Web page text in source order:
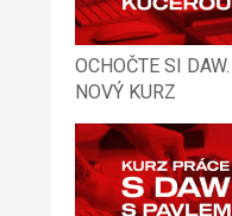
OCHOČTE SI
NOVÝ KURZ